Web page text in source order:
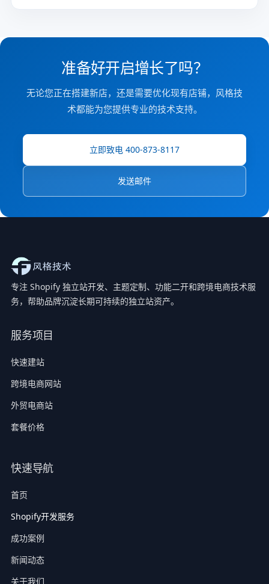
准备好开启增长了吗？
无论您正在搭建新店，还是需要优化现有店铺，风格技
术都能为您提供专业的技术支持。
立即致电 400-873-8117
发送邮件
专注 Shopify 独立站开发、主题定制、功能二开和跨境电商技术服
务，帮助品牌沉淀长期可持续的独立站资产。
服务项目
快速建站
跨境电商网站
外贸电商站
套餐价格
快速导航
首页
Shopify开发服务
成功案例
新闻动态
关于我们